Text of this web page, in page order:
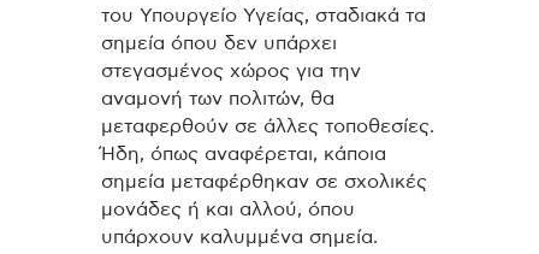
του Υπουργείο Υγείας, σταδιακά τα
σημεία όπου δεν υπάρχει
στεγασμένος χώρος για την
αναμονή των πολιτών, θα
μεταφερθούν σε άλλες τοποθεσίες.
Ήδη, όπως αναφέρεται, κάποια
σημεία μεταφέρθηκαν σε σχολικές
μονάδες ή και αλλού, όπου
υπάρχουν καλυμμένα σημεία.